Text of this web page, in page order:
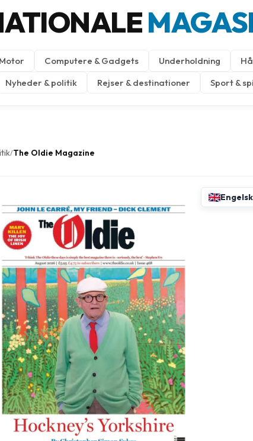
Computere & Gadgets Underholdning
Nyheder & politik Rejser & destinationer Sport &
/The Oldie Magazine
Engelsk